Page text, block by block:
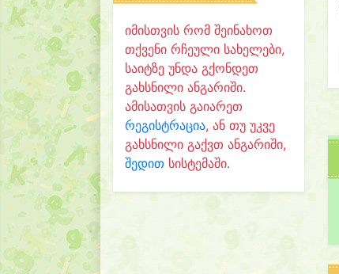
იმისთვის რომ შეინახოთ
თქვენი რჩეული სახელები,
საიტზე უნდა გქონდეთ
გახსნილი ანგარიში.
ამისათვის გაიარეთ
რეგისტრაცია, ან თუ უკვე
გახსნილი გაქვთ ანგარიში,
შედით სისტემაში.